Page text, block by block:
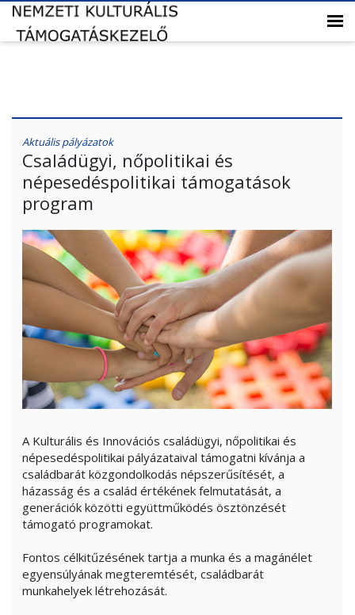
Aktuális pályázatok
Családügyi, nőpolitikai és
népesedéspolitikai támogatások
program
A Kulturális és Innovációs családügyi, nőpolitikai és
népesedéspolitikai pályázataival támogatni kívánja a
családbarát közgondolkodás népszerűsítését, a
házasság és a család értékének felmutatását, a
generációk közötti együttműködés ösztönzését
támogató programokat.
Fontos célkitűzésének tartja a munka és a magánélet
egyensúlyának megteremtését, családbarát
munkahelyek létrehozását.